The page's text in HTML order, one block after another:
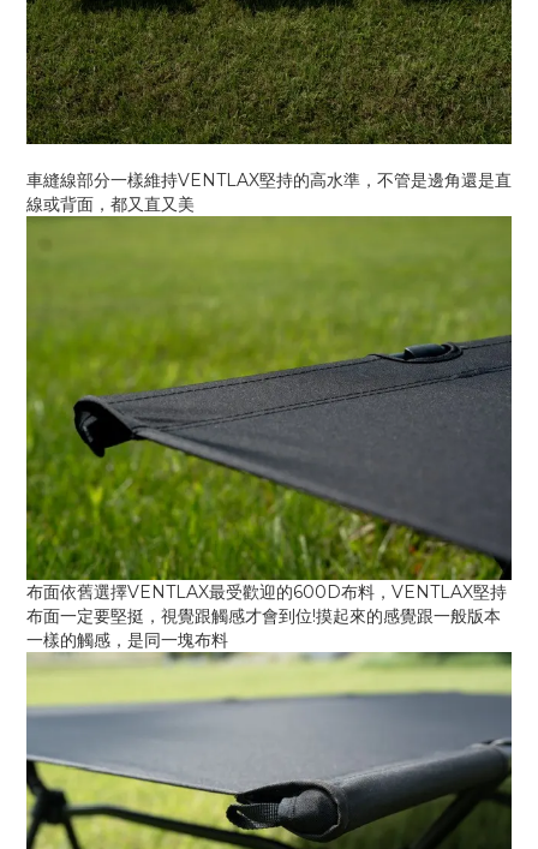
車縫線部分一樣維持VENTLAX堅持的高水準，不管是邊角還是直
線或背面，都又直又美
布面依舊選擇VENTLAX最受歡迎的600D布料，VENTLAX堅持
布面一定要堅挺，視覺跟觸感才會到位!摸起來的感覺跟一般版本
一樣的觸感，是同一塊布料